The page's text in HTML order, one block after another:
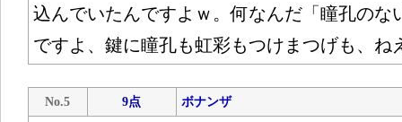
込んでいたんですよｗ。何なんだ「瞳孔のな
ですよ、鍵に瞳孔も虹彩もつけまつげも、ね
No.5 9点 ボナンザ